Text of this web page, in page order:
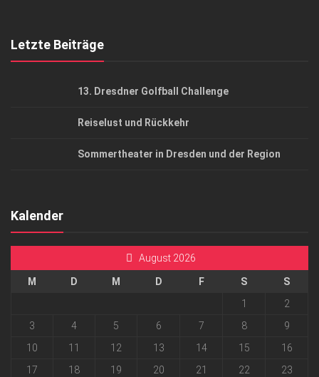
Letzte Beiträge
13. Dresdner Golfball Challenge
Reiselust und Rückkehr
Sommertheater in Dresden und der Region
Kalender
August 2026
M D M D F S
S
1
2
3
4 5 6 7 8
9
10
11 12 13 14 15
16
17
18 19 20 21 22
23